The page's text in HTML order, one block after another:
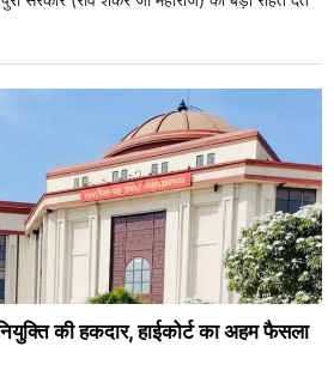
की हकदार, हाईकोर्ट का अहम फैसला